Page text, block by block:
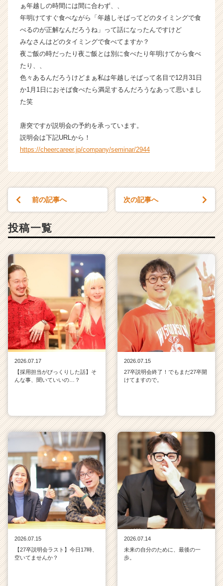
ア
キ
ャ
リ
ア
e
e
a
e
ぁ年越しの時間には間に合わず、、
年明けてすぐ食べながら「年越しそばってどのタイミングで食
べるのが正解なんだろうね」って話になったんですけど
みなさんはどのタイミングで食べてますか？
夜ご飯の時だったり夜ご飯とは別に食べたり年明けてから食べ
たり、、
色々あるんだろうけどまぁ私は年越しそばって名目で12月31日
か1月1日におそば食べたら満足するんだろうなあって思いまし
た笑
唐突ですが説明会の予約を承っています。
説明会は下記URLから！
https://cheercareer.jp/company/seminar/2944
前の記事へ 次の記事へ
投稿一覧
2026.07.17
【採用担当がびっくりした話】そ
んな事、聞いていいの…？
2026.07.15
27卒説明会終了！でもまだ27卒開
けてますので。
2026.07.15
【27卒説明会ラスト】今日17時、
空いてませんか？
2026.07.14
未来の自分のために、最後の一
歩。